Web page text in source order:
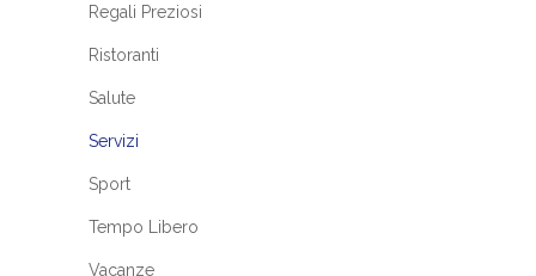
Regali Preziosi
Ristoranti
Salute
Servizi
Sport
Tempo Libero
Vacanze